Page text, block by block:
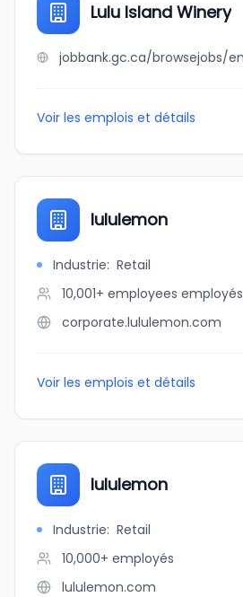
Lulu Island Winery
Voir les emplois et détails
lululemon
Industrie: Retail
10,001+ employees employés
corporate.lululemon.com
Voir les emplois et détails
lululemon
Industrie: Retail
10,000+ employés
lululemon.com